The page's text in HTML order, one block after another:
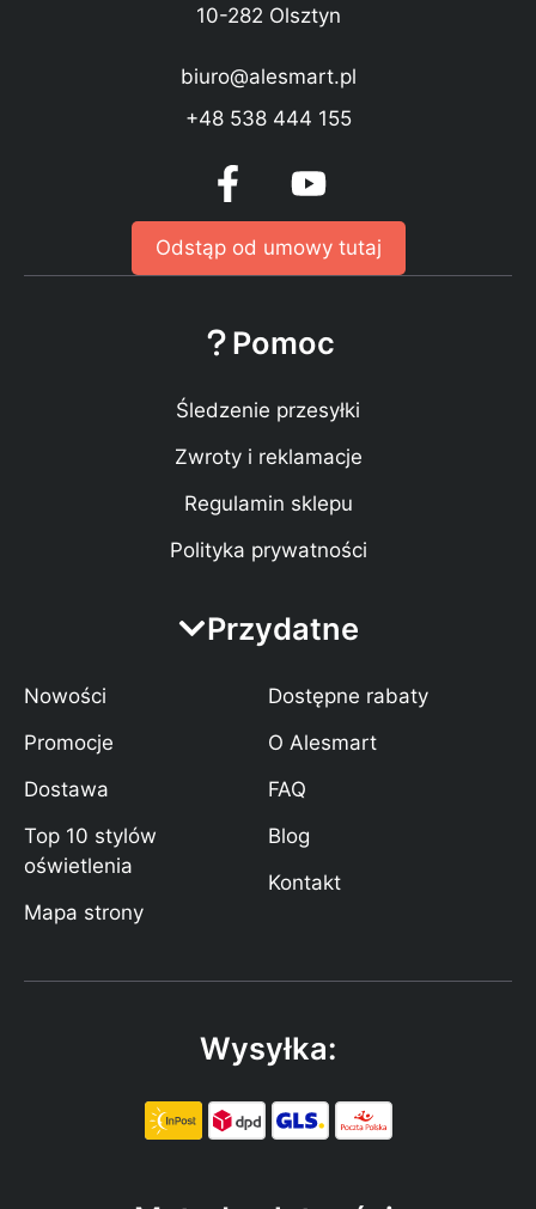
10-282 Olsztyn
biuro@alesmart.pl
+48 538 444 155
Odstąp od umowy tutaj
Pomoc
Śledzenie przesyłki
Zwroty i reklamacje
Regulamin sklepu
Polityka prywatności
Przydatne
Nowości
Promocje
Dostawa
Top 10 stylów
oświetlenia
Mapa strony
Dostępne rabaty
O Alesmart
FAQ
Blog
Kontakt
Wysyłka: